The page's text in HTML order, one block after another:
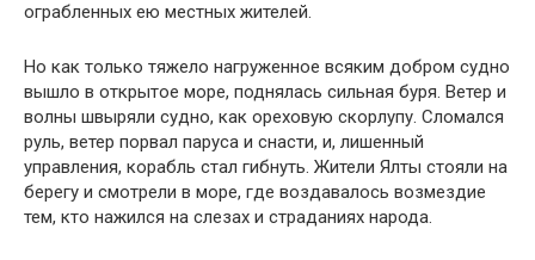
ограбленных ею местных жителей.
Но как только тяжело нагруженное всяким добром судно
вышло в открытое море, поднялась сильная буря. Ветер и
волны швыряли судно, как ореховую скорлупу. Сломался
руль, ветер порвал паруса и снасти, и, лишенный
управления, корабль стал гибнуть. Жители Ялты стояли на
берегу и смотрели в море, где воздавалось возмездие
тем, кто нажился на слезах и страданиях народа.